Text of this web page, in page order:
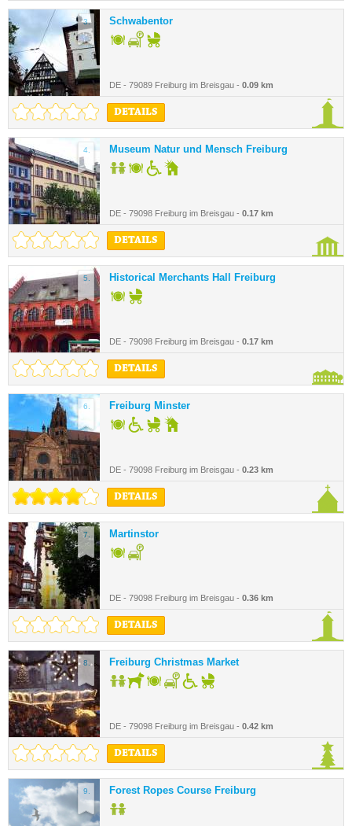
3. Schwabentor
DE - 79089 Freiburg im Breisgau - 0.09 km
DETAILS
4. Museum Natur und Mensch Freiburg
DE - 79098 Freiburg im Breisgau - 0.17 km
DETAILS
5. Historical Merchants Hall Freiburg
DE - 79098 Freiburg im Breisgau - 0.17 km
DETAILS
6. Freiburg Minster
DE - 79098 Freiburg im Breisgau - 0.23 km
DETAILS
7. Martinstor
DE - 79098 Freiburg im Breisgau - 0.36 km
DETAILS
8. Freiburg Christmas Market
DE - 79098 Freiburg im Breisgau - 0.42 km
DETAILS
9. Forest Ropes Course Freiburg